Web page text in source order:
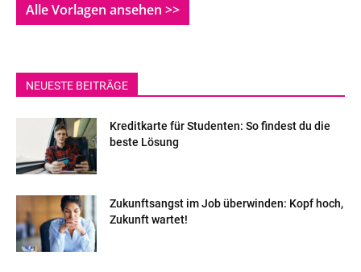
Alle Vorlagen ansehen >>
NEUESTE BEITRÄGE
Kreditkarte für Studenten: So findest du die
beste Lösung
Zukunftsangst im Job überwinden: Kopf hoch,
Zukunft wartet!